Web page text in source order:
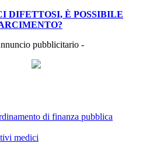
DIFETTOSI, È POSSIBILE
pubblicitario -
di finanza pubblica
medici